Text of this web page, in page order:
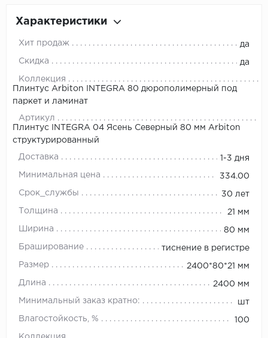
Характеристики
Хит продаж да
Скидка да
Коллекция
Плинтус Arbiton INTEGRA 80 дюрополимерный под
паркет и ламинат
Артикул
Плинтус INTEGRA 04 Ясень Северный 80 мм Arbiton
структурированный
Доставка 1-3 дня
Минимальная цена 334.00
Срок_службы 30 лет
Толщина 21 мм
Ширина 80 мм
Браширование тиснение в регистре
Размер 2400*80*21 мм
Длина 2400 мм
Минимальный заказ кратно: шт
Влагостойкость, % 100